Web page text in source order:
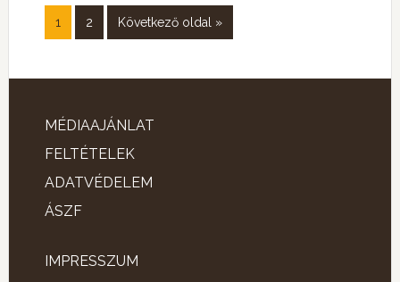
1 2 Következő oldal »
MÉDIAAJÁNLAT
FELTÉTELEK
ADATVÉDELEM
ÁSZF
IMPRESSZUM